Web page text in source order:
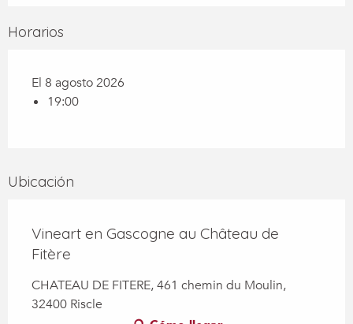
Horarios
El 8 agosto 2026
19:00
Ubicación
Vineart en Gascogne au Château de
Fitère
CHATEAU DE FITERE, 461 chemin du Moulin,
32400 Riscle